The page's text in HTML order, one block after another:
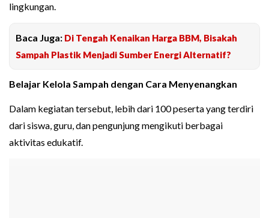
lingkungan.
Baca Juga: Di Tengah Kenaikan Harga BBM, Bisakah
Sampah Plastik Menjadi Sumber Energi Alternatif?
Belajar Kelola Sampah dengan Cara Menyenangkan
Dalam kegiatan tersebut, lebih dari 100 peserta yang terdiri
dari siswa, guru, dan pengunjung mengikuti berbagai
aktivitas edukatif.